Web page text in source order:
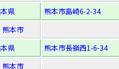
県
熊本市島崎6-2-34
熊本市
県
熊本市長嶺西1-6-34
熊本市